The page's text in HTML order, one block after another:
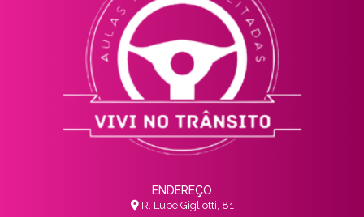
ENDEREÇO
R. Lupe Gigliotti, 81